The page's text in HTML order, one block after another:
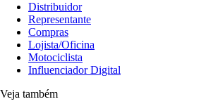
Distribuidor
Representante
Compras
Lojista/Oficina
Motociclista
Influenciador Digital
Veja também